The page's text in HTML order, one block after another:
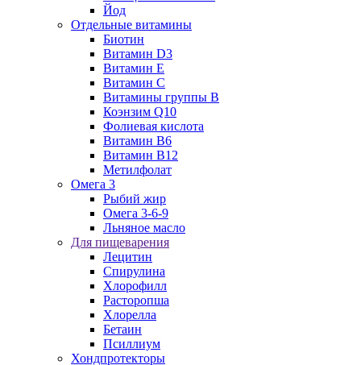
Йод
Отдельные витамины
Биотин
Витамин D3
Витамин E
Витамин C
Витамины группы B
Коэнзим Q10
Фолиевая кислота
Витамин B6
Витамин B12
Метилфолат
Омега 3
Рыбий жир
Омега 3-6-9
Льняное масло
Для пищеварения
Лецитин
Спирулина
Хлорофилл
Расторопша
Хлорелла
Бетаин
Псиллиум
Хондпротекторы